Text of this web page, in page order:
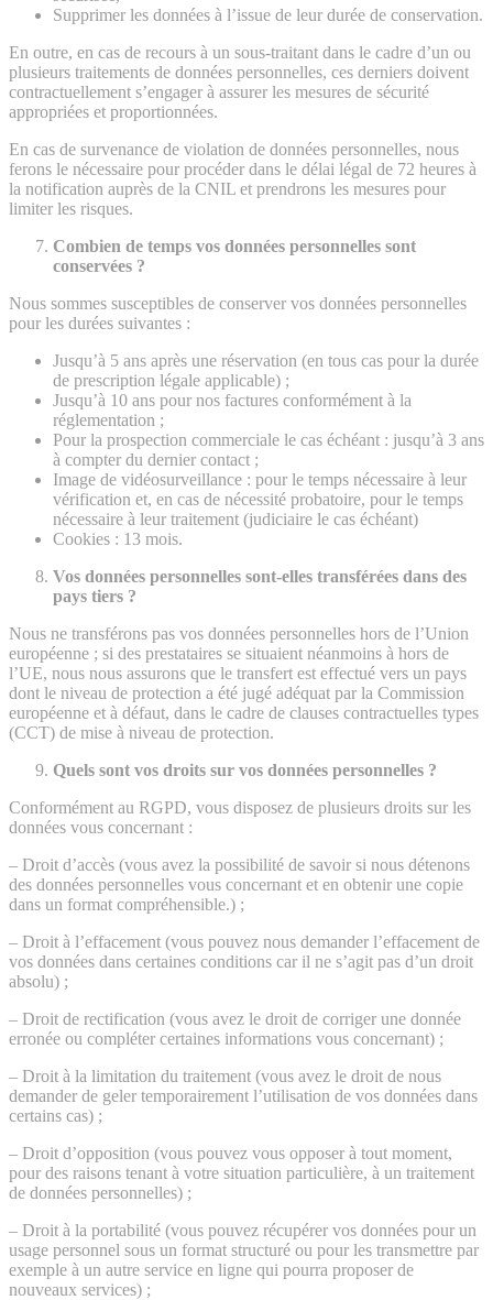
Supprimer les données à l’issue de leur durée de conservation.
En outre, en cas de recours à un sous-traitant dans le cadre d’un ou
plusieurs traitements de données personnelles, ces derniers doivent
contractuellement s’engager à assurer les mesures de sécurité
appropriées et proportionnées.
En cas de survenance de violation de données personnelles, nous
ferons le nécessaire pour procéder dans le délai légal de 72 heures à
la notification auprès de la CNIL et prendrons les mesures pour
limiter les risques.
Combien de temps vos données personnelles sont
conservées ?
Nous sommes susceptibles de conserver vos données personnelles
pour les durées suivantes :
Jusqu’à 5 ans après une réservation (en tous cas pour la durée
de prescription légale applicable) ;
Jusqu’à 10 ans pour nos factures conformément à la
réglementation ;
Pour la prospection commerciale le cas échéant : jusqu’à 3 ans
à compter du dernier contact ;
Image de vidéosurveillance : pour le temps nécessaire à leur
vérification et, en cas de nécessité probatoire, pour le temps
nécessaire à leur traitement (judiciaire le cas échéant)
Cookies : 13 mois.
Vos données personnelles sont-elles transférées dans des
pays tiers ?
Nous ne transférons pas vos données personnelles hors de l’Union
européenne ; si des prestataires se situaient néanmoins à hors de
l’UE, nous nous assurons que le transfert est effectué vers un pays
dont le niveau de protection a été jugé adéquat par la Commission
européenne et à défaut, dans le cadre de clauses contractuelles types
(CCT) de mise à niveau de protection.
Quels sont vos droits sur vos données personnelles ?
Conformément au RGPD, vous disposez de plusieurs droits sur les
données vous concernant :
– Droit d’accès (vous avez la possibilité de savoir si nous détenons
des données personnelles vous concernant et en obtenir une copie
dans un format compréhensible.) ;
– Droit à l’effacement (vous pouvez nous demander l’effacement de
vos données dans certaines conditions car il ne s’agit pas d’un droit
absolu) ;
– Droit de rectification (vous avez le droit de corriger une donnée
erronée ou compléter certaines informations vous concernant) ;
– Droit à la limitation du traitement (vous avez le droit de nous
demander de geler temporairement l’utilisation de vos données dans
certains cas) ;
– Droit d’opposition (vous pouvez vous opposer à tout moment,
pour des raisons tenant à votre situation particulière, à un traitement
de données personnelles) ;
– Droit à la portabilité (vous pouvez récupérer vos données pour un
usage personnel sous un format structuré ou pour les transmettre par
exemple à un autre service en ligne qui pourra proposer de
nouveaux services) ;